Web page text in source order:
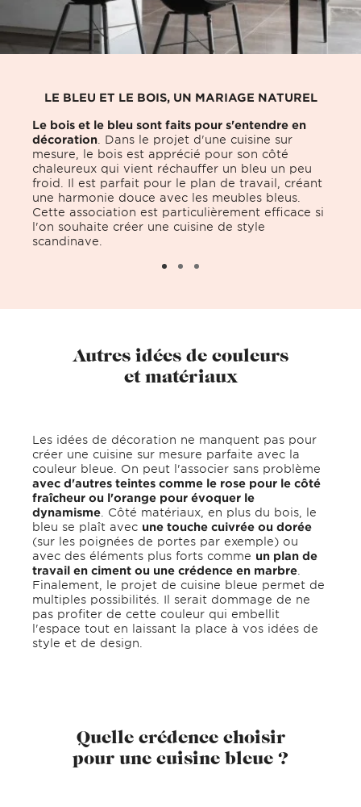
LE BLEU ET LE BOIS, UN MARIAGE NATUREL
Le bois et le bleu sont faits pour s'entendre en
décoration . Dans le projet d'une cuisine sur
mesure, le bois est apprécié pour son côté
chaleureux qui vient réchauffer un bleu un peu
froid. Il est parfait pour le plan de travail, créant
une harmonie douce avec les meubles bleus.
Cette association est particulièrement efficace si
l'on souhaite créer une cuisine de style
scandinave.
Autres idées de couleurs
et matériaux
Les idées de décoration ne manquent pas pour
créer une cuisine sur mesure parfaite avec la
couleur bleue. On peut l'associer sans problème
avec d'autres teintes comme le rose pour le côté
fraîcheur ou l'orange pour évoquer le
dynamisme . Côté matériaux, en plus du bois, le
bleu se plaît avec une touche cuivrée ou dorée
(sur les poignées de portes par exemple) ou
avec des éléments plus forts comme un plan de
travail en ciment ou une crédence en marbre
Finalement, le projet de cuisine bleue permet de
multiples possibilités. Il serait dommage de ne
pas profiter de cette couleur qui embellit
l'espace tout en laissant la place à vos idées de
style et de design.
Quelle crédence choisir
pour une cuisine bleue ?